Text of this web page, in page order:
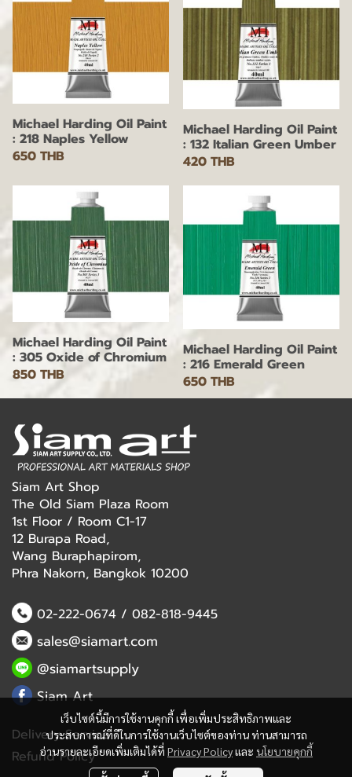
Michael Harding Oil Paint
: 218 Naples Yellow
650 THB
Michael Harding Oil Paint
: 132 Italian Green Umber
420 THB
Michael Harding Oil Paint
: 305 Oxide of Chromium
850 THB
Michael Harding Oil Paint
: 216 Emerald Green
650 THB
เว็บไซต์นี้มีการใช้งานคุกกี้ เพื่อเพิ่มประสิทธิภาพและ
ประสบการณ์ที่ดีในการใช้งานเว็บไซต์ของท่าน ท่านสามารถ
อ่านรายละเอียดเพิ่มเติมได้ที่ Privacy Policyและ นโยบายคุกกี้
Siam Art Shop
The Old Siam Plaza Room
1st Floor / Room C1-17
12 Burapa Road,
Wang Buraphapirom,
Phra Nakorn, Bangkok 10200
02-222-0674/ 082-818-9445
sales@siamart.com
@siamartsupply
Siam Art
Delivery Service
Refund Policy